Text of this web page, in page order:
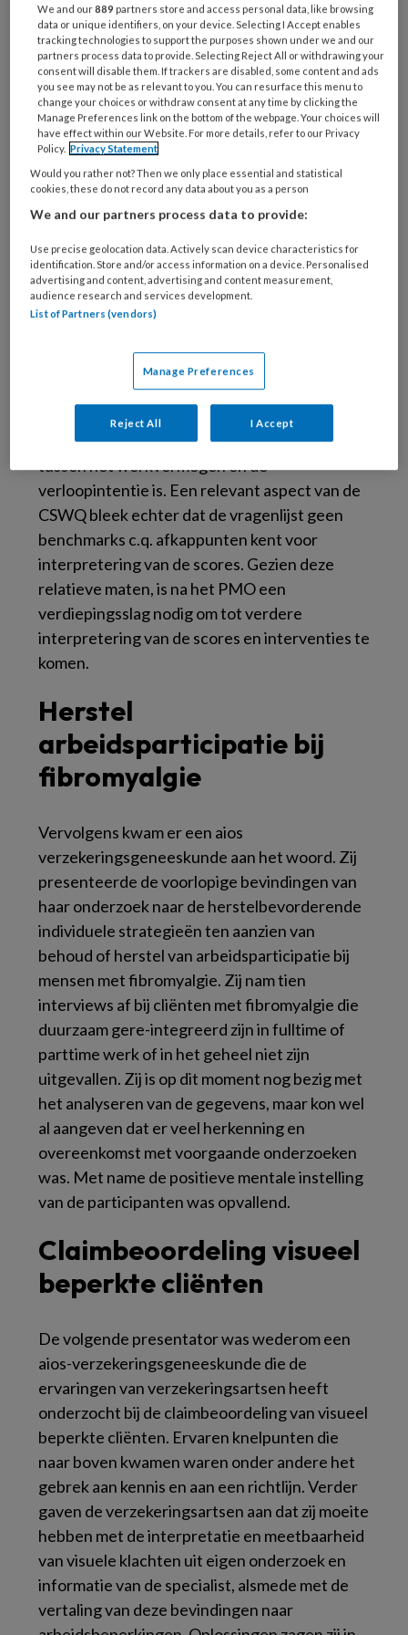
leefstijlbeïnvloeding. Bij één organisatie werd
aandacht besteed aan arbeidsrisico`s. Bij de
meerderheid van de deelnemers leidden de
PMO-resultaten niet tot een wijziging in het
gezondheidsbeleid.
Capability set for work
questionnaire
De tweede presentatie werd ook verzorgd
door een aios bedrijfsgeneeskunde en zij heeft
onderzoek gedaan naar de toepassing van de
capability set for work questionnaire (CSWQ)
Naast de CSWQ werden ook vragen over het
werkvermogen, het ziekteverzuim en de
verloopintentie voorgelegd. De uitkomsten
lieten zien dat er een negatieve correlatie
tussen het werkvermogen en de
verloopintentie is. Een relevant aspect van de
CSWQ bleek echter dat de vragenlijst geen
benchmarks c.q. afkappunten kent voor
interpretering van de scores. Gezien deze
relatieve maten, is na het PMO een
verdiepingsslag nodig om tot verdere
interpretering van de scores en interventies te
komen.
Herstel
arbeidsparticipatie bij
fibromyalgie
Vervolgens kwam er een aios
verzekeringsgeneeskunde aan het woord. Zij
presenteerde de voorlopige bevindingen van
haar onderzoek naar de herstelbevorderende
individuele strategieën ten aanzien van
behoud of herstel van arbeidsparticipatie bij
mensen met fibromyalgie. Zij nam tien
interviews af bij cliënten met fibromyalgie die
duurzaam gere-integreerd zijn in fulltime of
parttime werk of in het geheel niet zijn
uitgevallen. Zij is op dit moment nog bezig met
het analyseren van de gegevens, maar kon wel
al aangeven dat er veel herkenning en
overeenkomst met voorgaande onderzoeken
was. Met name de positieve mentale instelling
van de participanten was opvallend.
Claimbeoordeling visueel
beperkte cliënten
De volgende presentator was wederom een
aios-verzekeringsgeneeskunde die de
ervaringen van verzekeringsartsen heeft
onderzocht bij de claimbeoordeling van visueel
beperkte cliënten. Ervaren knelpunten die
naar boven kwamen waren onder andere het
gebrek aan kennis en aan een richtlijn. Verder
gaven de verzekeringsartsen aan dat zij moeite
hebben met de interpretatie en meetbaarheid
van visuele klachten uit eigen onderzoek en
informatie van de specialist, alsmede met de
vertaling van deze bevindingen naar
We and our889 partners store and access personal data, like browsing
data or unique identifiers, on your device. Selecting I Accept enables
tracking technologies to support the purposes shown under we and our
partners process data to provide. Selecting Reject All or withdrawing your
consent will disable them. If trackers are disabled, some content and ads
you see may not be as relevant to you. You can resurface this menu to
change your choices or withdraw consent at any time by clicking the
Manage Preferences link on the bottom of the webpage. Your choices will
have effect within our Website. For more details, refer to our Privacy
Policy. Privacy Statement
Would you rather not? Then we only place essential and statistical
cookies, these do not record any data about you as a person
We and our partners process data to provide:
Use precise geolocation data. Actively scan device characteristics for
identification. Store and/or access information on a device. Personalised
advertising and content, advertising and content measurement,
audience research and services development.
List of Partners (vendors)
Manage Preferences
Reject All I Accept